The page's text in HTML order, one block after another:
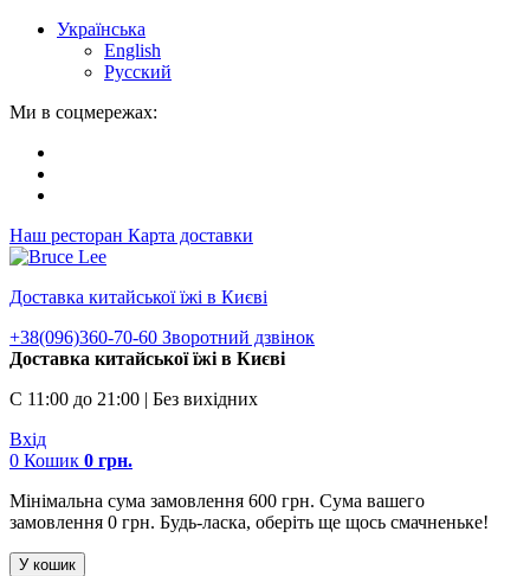
Українська
English
Русский
Ми в соцмережах:
Наш ресторан Карта доставки
Доставка китайської їжі в Києві
+38(096)360-70-60 Зворотний дзвінок
Доставка китайської їжі в Києві
С 11:00 до 21:00 | Без вихідних
Вхід
0 Кошик 0 грн.
Мінімальна сума замовлення 600 грн. Сума вашего
замовлення 0 грн. Будь-ласка, оберіть ще щось смачненьке!
У кошик